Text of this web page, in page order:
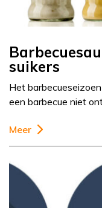
suikers
Het
een barbecue niet
Meer